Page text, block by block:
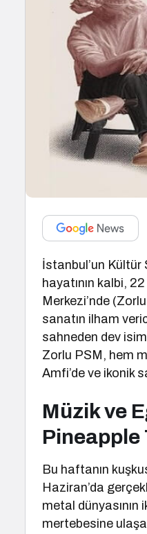
İstanbul’un Kültür
hayatının kalbi,
Merkezi’nde
sanatın ilham
sahneden dev
Zorlu PSM, hem
Amfi’de ve ikonik
Müzik ve
Pineapple
Bu haftanın
Haziran’da
metal
mertebesine